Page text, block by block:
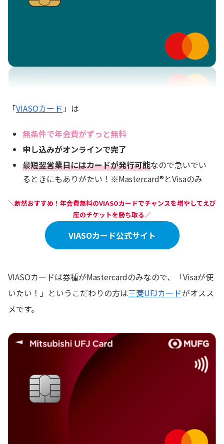
「VIASOカード 」は
無条件で年会費がずっと無料
申し込みがオンラインで完了
最短翌営業日にはカードが発行可能なので急いでい
るときにもありがたい！※Mastercard®とVisaのみ
＼断然おすすめ！年会費無料のVIASOカードでチャンスを増やしてえび
座のチケットを勝ち取る／
VIASOカード公式サイト
VIASOカードは券種がMastercardのみなので、「Visaが使
いたい！」というこだわりの方は三菱UFJカードがオスス
メです。